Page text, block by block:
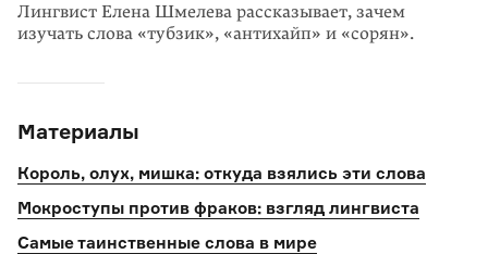
Лингвист Елена Шмелева рассказывает, зачем
изучать слова «тубзик», «антихайп» и «сорян».
Материалы
Король, олух, мишка: откуда взялись эти слова
Мокроступы против фраков: взгляд лингвиста
Самые таинственные слова в мире